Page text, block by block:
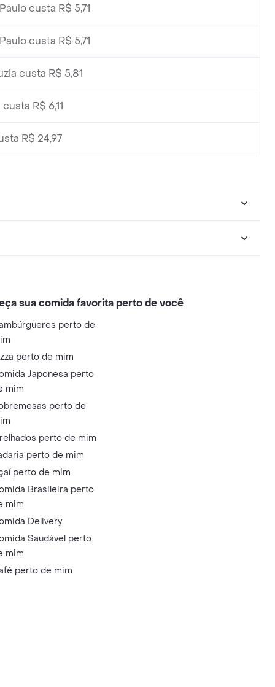
custa R$ 5,71
custa R$ 5,71
custa R$ 5,81
R$ 6,11
R$ 24,97
sua comida favorita perto de você
perto de
perto de mim
Japonesa perto
mim
perto de
perto de mim
perto de mim
perto de mim
Brasileira perto
mim
Delivery
Saudável perto
mim
perto de mim